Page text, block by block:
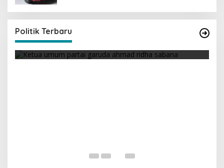
Politik Terbaru
Yasin
Di Berita, Politik |